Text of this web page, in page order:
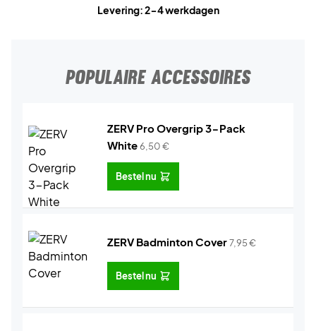
Levering: 2-4 werkdagen
POPULAIRE ACCESSOIRES
ZERV Pro Overgrip 3-Pack
White6,50€
Bestel nu
ZERV Badminton Cover7,95€
Bestel nu